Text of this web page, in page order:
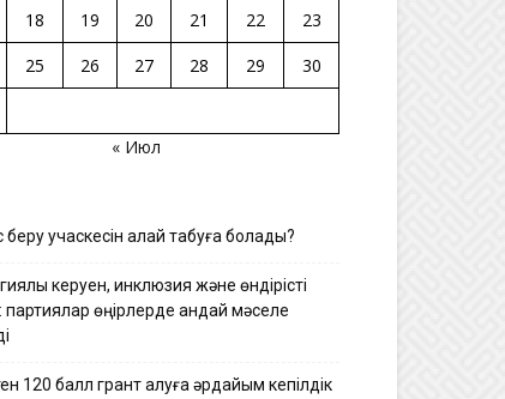
18 19 20 21 22
23
25 26 27 28 29
30
« Июл
учаскесін қалай табуға болады?
керуен, инклюзия және өндірісті
партиялар өңірлерде қандай мәселе
120 балл грант алуға әрдайым кепілдік